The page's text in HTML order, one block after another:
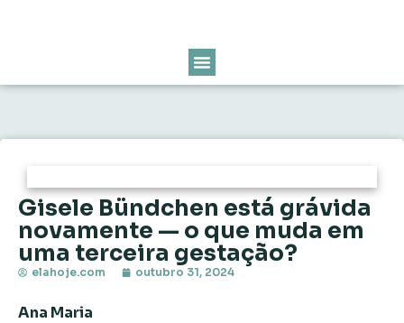
Gisele Bündchen está grávida
novamente — o que muda em
uma terceira gestação?
elahoje.com outubro 31, 2024
Ana Maria